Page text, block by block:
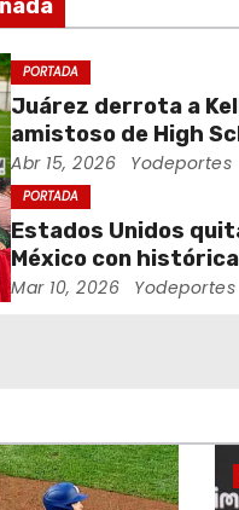
PORTADA
Juárez derrota a
amistoso de High
Abr 15, 2026 Yodeportes
PORTADA
Estados Unidos
México con
Clásico Mundial de
Mar 10, 2026 Yodeportes